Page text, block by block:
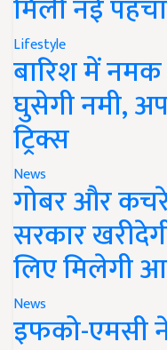
मिली नई
Lifestyle
बारिश में
घुसेगी नमी,
ट्रिक्स
News
गोबर और
सरकार
लिए मिलेगी
News
इफको-एमसी